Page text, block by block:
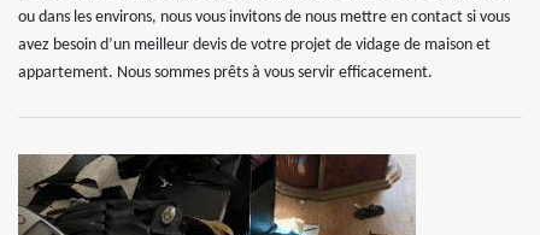
ou dans les environs, nous vous invitons de nous mettre en contact si vous
avez besoin d’un meilleur devis de votre projet de vidage de maison et
appartement. Nous sommes prêts à vous servir efficacement.